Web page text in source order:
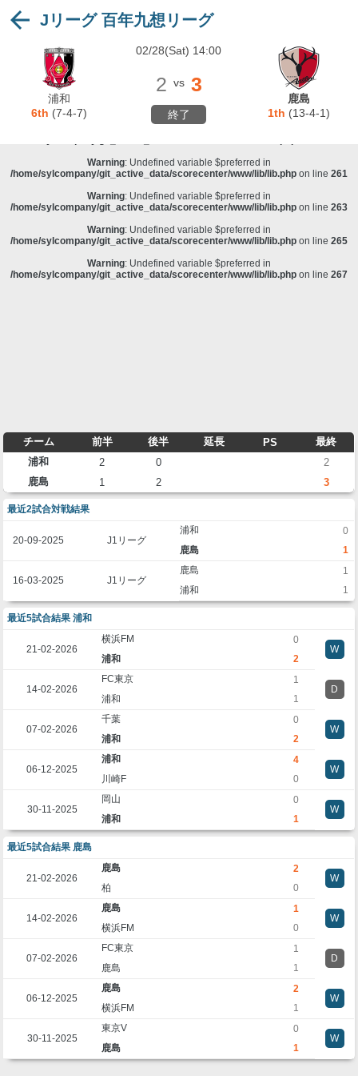
Warning: Undefined variable $preferred in
/home/sylcompany/git_active_data/scorecenter/www/lib/lib.php
Deprecated: stristr(): Passing null to parameter #1 ($haystack) of type string is
deprecated in/home/sylcompany/git_active_data/scorecenter/www/lib/lib.php
/home/sylcompany/git_active_data/scorecenter/www/lib/lib.phpon line
Warning: Undefined variable $preferred in
/home/sylcompany/git_active_data/scorecenter/www/lib/lib.php on line 261
Warning: Undefined variable $preferred in
/home/sylcompany/git_active_data/scorecenter/www/lib/lib.php on line 263
Warning: Undefined variable $preferred in
/home/sylcompany/git_active_data/scorecenter/www/lib/lib.php on line 265
Warning: Undefined variable $preferred in
/home/sylcompany/git_active_data/scorecenter/www/lib/lib.php on line 267
Jリーグ 百年九想リーグ
浦和
6th (7-4-7)
02/28(Sat) 14:00
2 vs 3
終了
鹿島
1th (13-4-1)
チーム 前半 後半 延長 PS
最終
浦和
2 0
2
鹿島
1 2 3
最近2試合対戦結果
20-09-2025 J1リーグ
浦和
0
鹿島
1
16-03-2025 J1リーグ
鹿島
1
浦和
1
最近5試合結果 浦和
21-02-2026
横浜FM
0
W
浦和
2
14-02-2026
FC東京
1
D
浦和
1
07-02-2026
千葉
0
W
浦和
2
06-12-2025
浦和
4
W
川崎F
0
30-11-2025
岡山
0
W
浦和
1
最近5試合結果 鹿島
21-02-2026
鹿島
2
W
柏
0
14-02-2026
鹿島
1
W
横浜FM
0
07-02-2026
FC東京
1
D
鹿島
1
06-12-2025
鹿島
2
W
横浜FM
1
30-11-2025
東京V
0
W
鹿島
1